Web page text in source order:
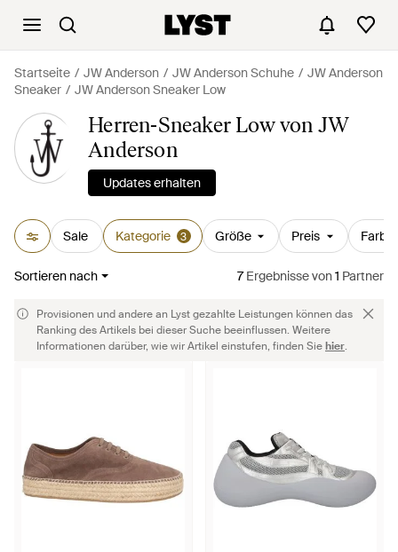
Startseite JW Anderson JW Anderson Schuhe
JW Anderson
Sneaker
JW Anderson Sneaker Low
Herren-Sneaker Low von JW
Anderson
Updates erhalten
Sale Kategorie 3 Größe Preis Farbe
Sortieren nach 7Ergebnissevon1 Partner
Provisionen und andere an Lyst gezahlte Leistungen können das
Ranking des Artikels bei dieser Suche beeinflussen. Weitere
Informationen darüber, wie wir Artikel einstufen, finden Siehier.